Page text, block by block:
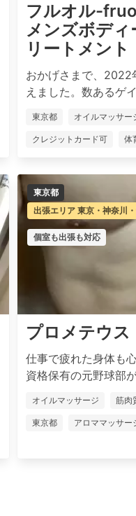
フルオル-
メンズボディ
リートメント
おかげさまで、2022
えました。数あるゲ
東京都 オイルマッサー
クレジットカード可 体
東京都
出張エリア 東京・神奈川
個室も出張も対応
プロメテウス
仕事で疲れた身体も
資格保有の元野球部
オイルマッサージ 筋肉
東京都 アロママッサー